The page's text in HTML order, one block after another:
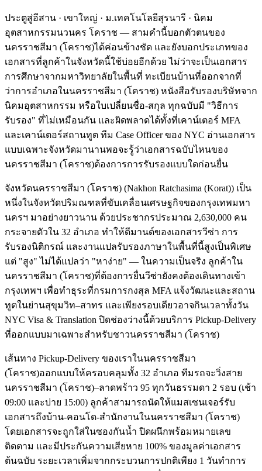
ประตูสู่อีสาน · เขาใหญ่ · ม.เทคโนโลยีสุรนารี · นิคม
อุตสาหกรรมนวนคร โคราช — สามคำนี้บอกตัวตนของ
นครราชสีมา (โคราช)ได้ค่อนข้างชัด และยังบอกประเภทของ
เอกสารที่ลูกค้าในจังหวัดนี้ใช้บ่อยอีกด้วย ไม่ว่าจะเป็นเอกสาร
การศึกษาจากมหาวิทยาลัยในพื้นที่ ทะเบียนบ้านที่ออกจากที่
ว่าการอำเภอในนครราชสีมา (โคราช) หนังสือรับรองบริษัทจาก
นิคมอุตสาหกรรม หรือใบเปลี่ยนชื่อ-สกุล ทุกฉบับมี "วิธีการ
รับรอง" ที่ไม่เหมือนกัน และผิดพลาดได้ทั้งที่เคาน์เตอร์ MFA
และเคาน์เตอร์สถานทูต ทีม Case Officer ของ NYC อ่านเอกสาร
แบบเฉพาะจังหวัดมานานพอจะรู้ว่าเอกสารฉบับไหนของ
นครราชสีมา (โคราช)ต้องการการรับรองแบบใดก่อนยื่น
จังหวัดนครราชสีมา (โคราช) (Nakhon Ratchasima (Korat)) เป็น
หนึ่งในจังหวัดปริมณฑลที่ขับเคลื่อนเศรษฐกิจของกรุงเทพมหา
นครฯ มาอย่างยาวนาน ด้วยประชากรประมาณ 2,630,000 คน
กระจายตัวใน 32 อำเภอ ทำให้ดีมานด์ของเอกสารวีซ่า การ
รับรองนิติกรณ์ และงานแปลรับรองภาษาในพื้นที่นี้สูงเป็นพิเศษ
แต่ "สูง" ไม่ได้แปลว่า "หาง่าย" — ในความเป็นจริง ลูกค้าใน
นครราชสีมา (โคราช)ที่ต้องการยื่นวีซ่ายังคงต้องเดินทางเข้า
กรุงเทพฯ เพื่อทำธุระที่กรมการกงสุล MFA แจ้งวัฒนะและสถาน
ทูตในย่านสุขุมวิท–สาทร และเพียงรอบเดียวอาจกินเวลาทั้งวัน
NYC Visa & Translation ปิดช่องว่างนี้ด้วยบริการ Pickup-Delivery
ที่ออกแบบมาเฉพาะสำหรับชาวนครราชสีมา (โคราช)
เส้นทาง Pickup-Delivery ของเราในนครราชสีมา
(โคราช)ออกแบบให้ครอบคลุมทั้ง 32 อำเภอ ทีมรถจะวิ่งสาย
นครราชสีมา (โคราช)–ลาดพร้าว 95 ทุกวันธรรมดา 2 รอบ (เช้า
09:00 และบ่าย 15:00) ลูกค้าสามารถนัดให้แมสเซนเจอร์รับ
เอกสารถึงบ้าน-คอนโด-สำนักงานในนครราชสีมา (โคราช)
โดยเอกสารจะถูกใส่ในซองกันน้ำ ปิดผนึกพร้อมหมายเลข
ติดตาม และมีประกันความเสียหาย 100% ของมูลค่าเอกสาร
ต้นฉบับ ระยะเวลาเพิ่มจากกระบวนการปกติเพียง 1 วันทำการ